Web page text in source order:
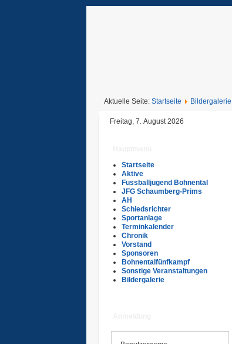
Aktuelle Seite: Startseite Bildergalerie
Freitag, 7. August 2026
Startseite
Aktive
Fussballjugend Bohnental
JFG Schaumberg-Prims
AH
Schiedsrichter
Sportanlage
Terminkalender
Chronik
Vorstand
Sponsoren
Bohnentalfünfkampf
Sonstige Veranstaltungen
Bildergalerie